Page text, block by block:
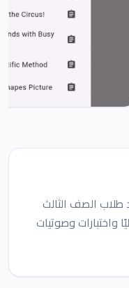
طلاب الصف الثالث
بـ30 درسًا تفاعليًا واختبارات وصوتيات